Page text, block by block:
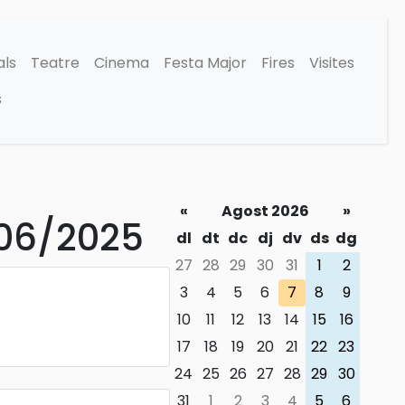
Teatre Cinema Festa Major Fires
Visites
« Agost 2026
»
dl dt dc dj dv ds dg
27 28 29 30 31 1
2
3
4 5 6 7 8
9
10
11 12 13 14 15
16
17
18 19 20 21 22 23
24 25 26 27 28 29 30
2025